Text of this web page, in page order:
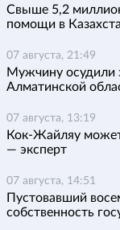
Свыше 5,2
помощи в
07 августа, 21:49
Мужчину осудили
Алматинской
07 августа, 13:19
Кок-Жайляу
— эксперт
07 августа, 14:51
Пустовавший
собственность